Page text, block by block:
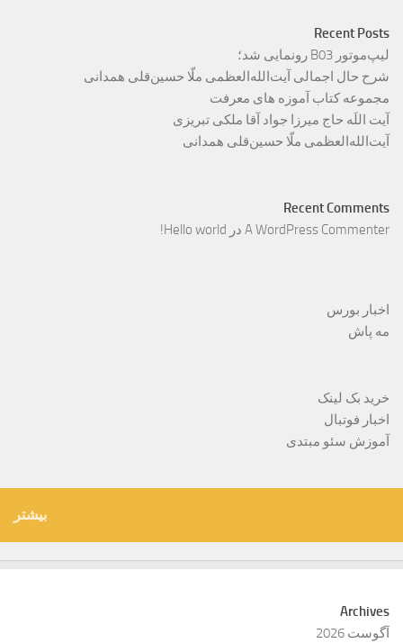
Recent Posts
لیپ‌موتور B03 رونمایی شد؛
شرح حال اجمالی آیت‌الله‌العظمی ملّا حسین‌قلی همدانی
مجموعه کتاب آموزه های معرفت
آیت اللَه حاج میرزا جواد آقا ملکی تبریزی
آیت‌الله‌العظمی ملّا حسین‌قلی همدانی
Recent Comments
A WordPress Commenter در Hello world!
اخبار بورس
مه پاش
خرید بک لینک
اخبار فوتبال
آموزش سئو مبتدی
بیشتر
Archives
آگوست 2026